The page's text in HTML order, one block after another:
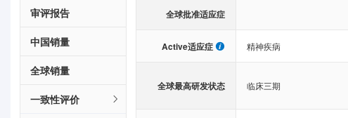
审评报告
中国销量
全球销量
一致性评价
全球批准适应症
Active适应症 精神疾病
全球最高研发状态 临床三期